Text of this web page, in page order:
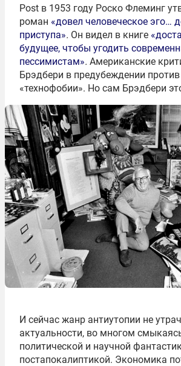
Post в 1953 году Роско Флеминг
роман «довел человеческое эго…
приступа». Он видел в книге
будущее, чтобы угодить
пессимистам». Американские
Брэдбери в предубеждении против
«технофобии». Но сам Брэдбери
И сейчас жанр антиутопии не
актуальности, во многом
политической и научной
постапокалиптикой. Экономика